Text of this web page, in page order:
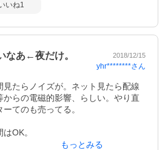
いね1
なあ←夜だけ。 2018/12/15
yhr********さん
たらノイズが。ネット見たら配線
らの電磁的影響、らしい。やり直
てのも売ってる。
OK。
もっとみる